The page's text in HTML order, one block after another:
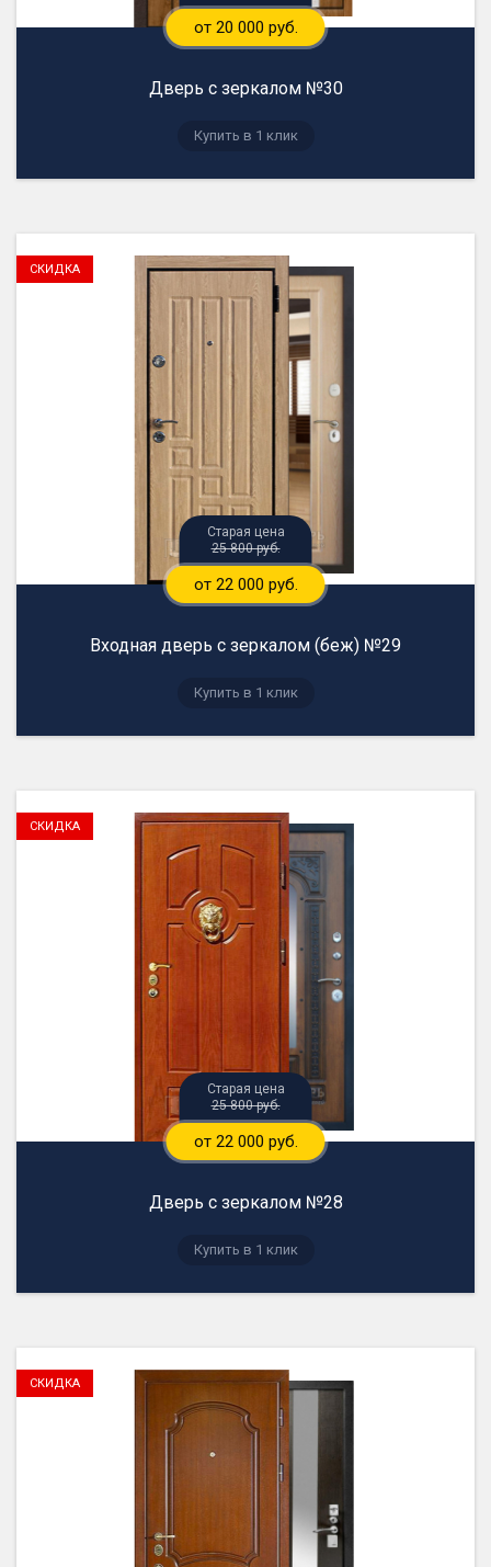
от 20 000 руб.
Дверь с зеркалом №30
Купить в 1 клик
25 800 руб.
от 22 000 руб.
Входная дверь с зеркалом (беж) №29
Купить в 1 клик
25 800 руб.
от 22 000 руб.
Дверь с зеркалом №28
Купить в 1 клик